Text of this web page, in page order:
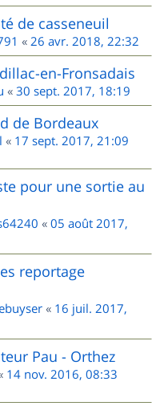
de casseneuil
« 26 avr. 2018, 22:32
en-Fronsadais
« 30 sept. 2017, 18:19
de Bordeaux
« 17 sept. 2017, 21:09
pour une sortie au
« 05 août 2017,
reportage
« 16 juil. 2017,
Pau - Orthez
14 nov. 2016, 08:33